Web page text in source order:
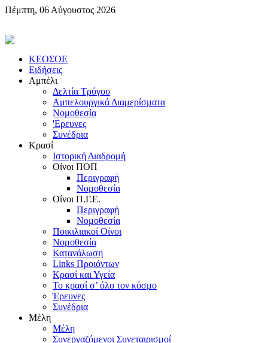
Πέμπτη, 06 Αύγουστος 2026
KEOΣOE
Ειδήσεις
Αμπέλι
Δελτία Τρύγου
Αμπελουργικά Διαμερίσματα
Nομοθεσία
'Eρευνες
Συνέδρια
Κρασί
Iστορική Διαδρομή
Oίνοι ΠOΠ
Περιγραφή
Nομοθεσία
Oίνοι Π.Γ.E.
Περιγραφή
Νομοθεσία
Ποικιλιακοί Oίνοι
Nομοθεσία
Κατανάλωση
Links Προιόντων
Κρασί και Υγεία
To κρασί σ’ όλο τον κόσμο
Έρευνες
Συνέδρια
Μέλη
Mέλη
Συνεργαζόμενοι Συνεταιρισμοί